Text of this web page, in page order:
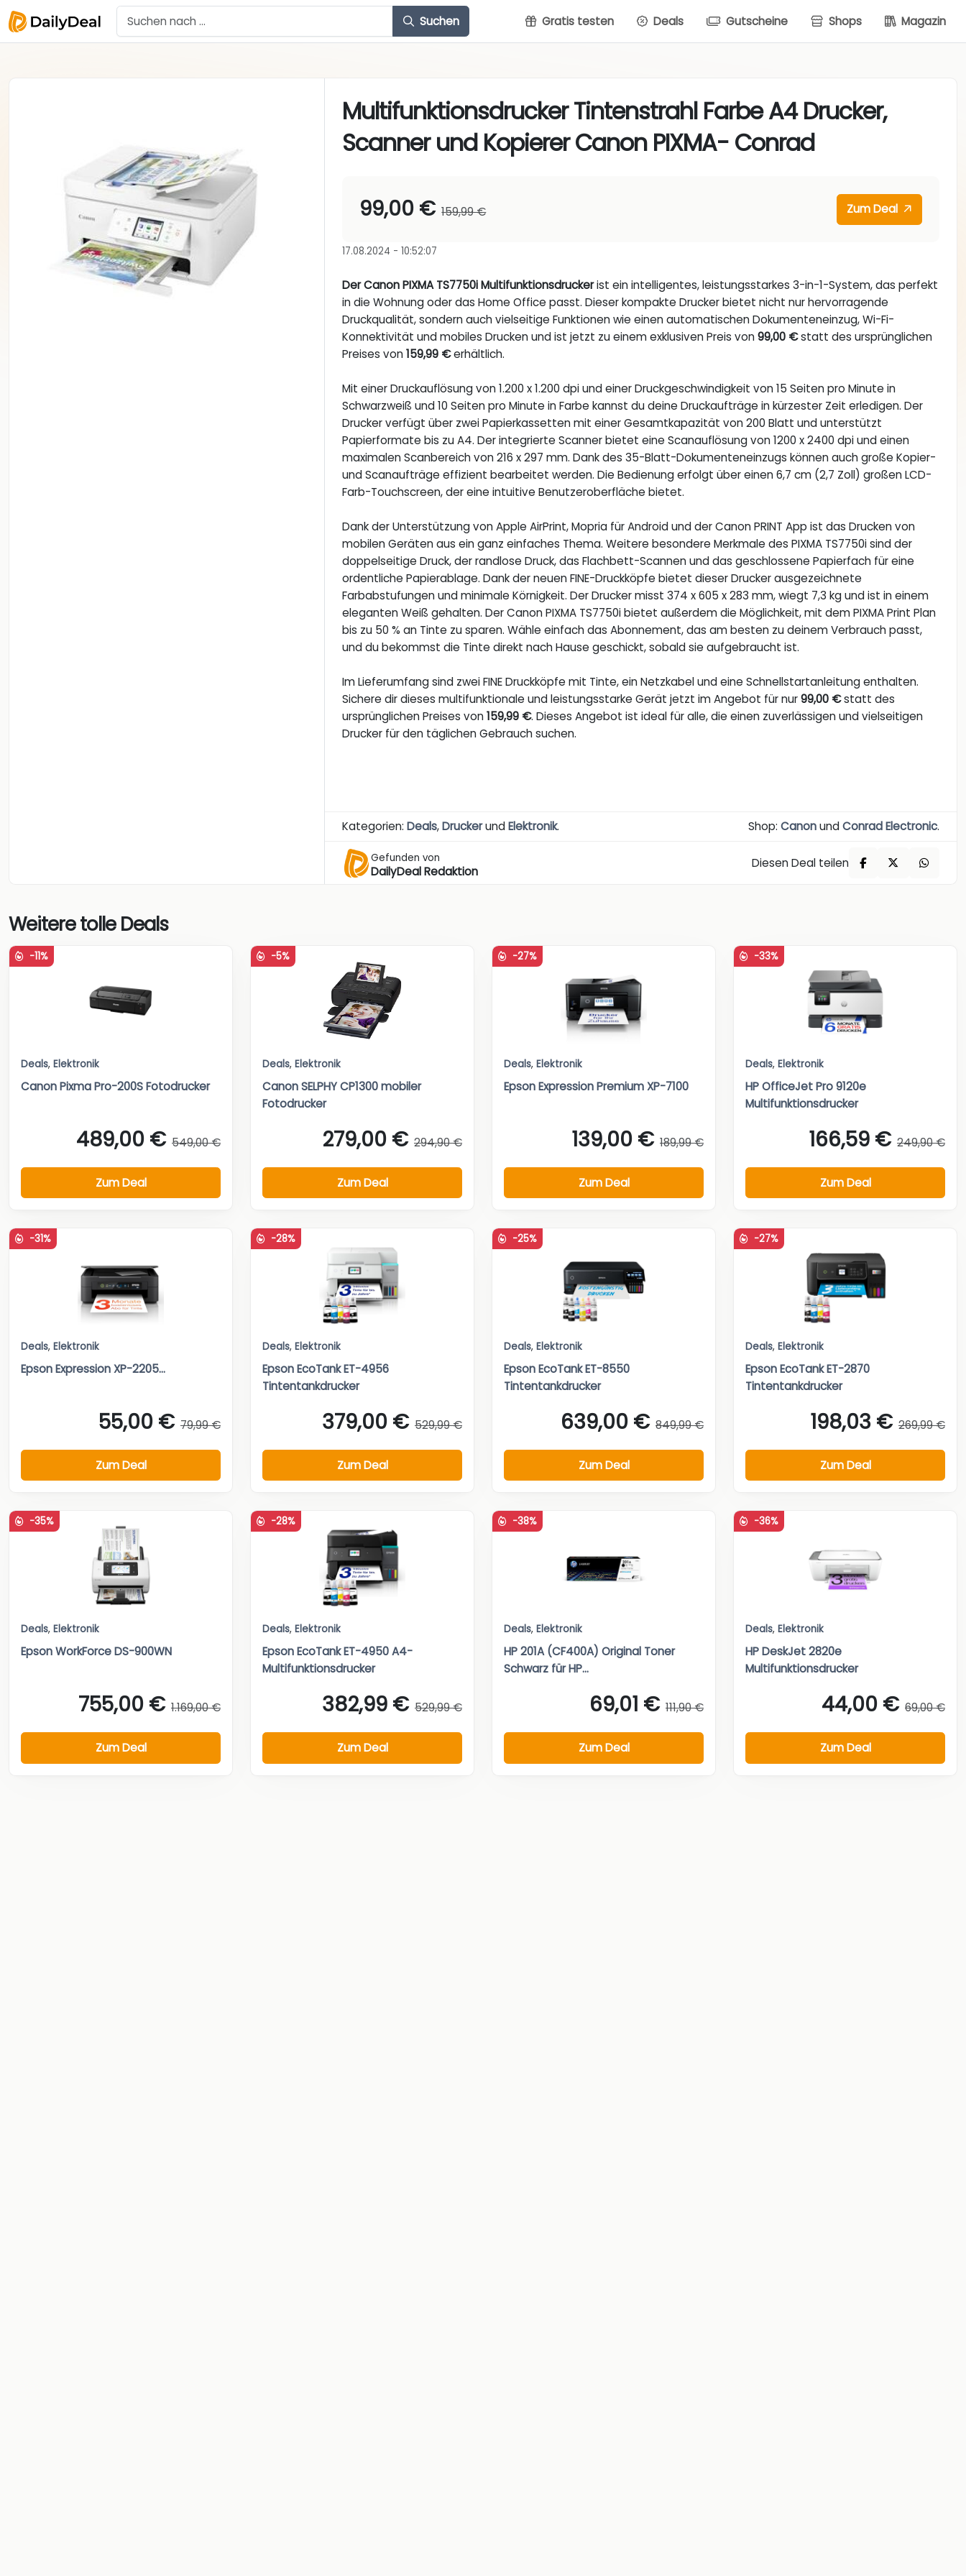
Suchen Gratis testen Deals Gutscheine Shops Magazin
Multifunktionsdrucker Tintenstrahl Farbe A4 Drucker,
Scanner und Kopierer Canon PIXMA- Conrad
99,00 € 159,99 € Zum Deal
17.08.2024 - 10:52:07
Der Canon PIXMA TS7750i Multifunktionsdruckerist ein intelligentes, leistungsstarkes 3-in-1-System, das perfekt
in die Wohnung oder das Home Office passt. Dieser kompakte Drucker bietet nicht nur hervorragende
Druckqualität, sondern auch vielseitige Funktionen wie einen automatischen Dokumenteneinzug, Wi-Fi-
Konnektivität und mobiles Drucken und ist jetzt zu einem exklusiven Preis von99,00 €statt des ursprünglichen
Preises von159,99 €erhältlich.
Mit einer Druckauflösung von 1.200 x 1.200 dpi und einer Druckgeschwindigkeit von 15 Seiten pro Minute in
Schwarzweiß und 10 Seiten pro Minute in Farbe kannst du deine Druckaufträge in kürzester Zeit erledigen. Der
Drucker verfügt über zwei Papierkassetten mit einer Gesamtkapazität von 200 Blatt und unterstützt
Papierformate bis zu A4. Der integrierte Scanner bietet eine Scanauflösung von 1200 x 2400 dpi und einen
maximalen Scanbereich von 216 x 297 mm. Dank des 35-Blatt-Dokumenteneinzugs können auch große Kopier-
und Scanaufträge effizient bearbeitet werden. Die Bedienung erfolgt über einen 6,7 cm (2,7 Zoll) großen LCD-
Farb-Touchscreen, der eine intuitive Benutzeroberfläche bietet.
Dank der Unterstützung von Apple AirPrint, Mopria für Android und der Canon PRINT App ist das Drucken von
mobilen Geräten aus ein ganz einfaches Thema. Weitere besondere Merkmale des PIXMA TS7750i sind der
doppelseitige Druck, der randlose Druck, das Flachbett-Scannen und das geschlossene Papierfach für eine
ordentliche Papierablage. Dank der neuen FINE-Druckköpfe bietet dieser Drucker ausgezeichnete
Farbabstufungen und minimale Körnigkeit. Der Drucker misst 374 x 605 x 283 mm, wiegt 7,3 kg und ist in einem
eleganten Weiß gehalten. Der Canon PIXMA TS7750i bietet außerdem die Möglichkeit, mit dem PIXMA Print Plan
bis zu 50 % an Tinte zu sparen. Wähle einfach das Abonnement, das am besten zu deinem Verbrauch passt,
und du bekommst die Tinte direkt nach Hause geschickt, sobald sie aufgebraucht ist.
Im Lieferumfang sind zwei FINE Druckköpfe mit Tinte, ein Netzkabel und eine Schnellstartanleitung enthalten.
Sichere dir dieses multifunktionale und leistungsstarke Gerät jetzt im Angebot für nur99,00 €statt des
ursprünglichen Preises von159,99 €. Dieses Angebot ist ideal für alle, die einen zuverlässigen und vielseitigen
Drucker für den täglichen Gebrauch suchen.
Kategorien:Deals,DruckerundElektronik. Shop: CanonundConrad Electronic.
Gefunden von
DailyDeal Redaktion
Diesen Deal teilen
Weitere tolle Deals
-11%
Deals, Elektronik
Canon Pixma Pro-200S Fotodrucker
489,00 € 549,00 €
Zum Deal
-5%
Deals, Elektronik
Canon SELPHY CP1300 mobiler
Fotodrucker
279,00 € 294,90 €
Zum Deal
-27%
Deals, Elektronik
Epson Expression Premium XP-7100
139,00 € 189,99 €
Zum Deal
-33%
Deals, Elektronik
HP OfficeJet Pro 9120e
Multifunktionsdrucker
166,59 € 249,90 €
Zum Deal
-31%
Deals, Elektronik
Epson Expression XP-2205...
55,00 € 79,99 €
Zum Deal
-28%
Deals, Elektronik
Epson EcoTank ET-4956
Tintentankdrucker
379,00 € 529,99 €
Zum Deal
-25%
Deals, Elektronik
Epson EcoTank ET-8550
Tintentankdrucker
639,00 € 849,99 €
Zum Deal
-27%
Deals, Elektronik
Epson EcoTank ET-2870
Tintentankdrucker
198,03 € 269,99 €
Zum Deal
-35%
Deals, Elektronik
Epson WorkForce DS-900WN
755,00 € 1.169,00 €
Zum Deal
-28%
Deals, Elektronik
Epson EcoTank ET-4950 A4-
Multifunktionsdrucker
382,99 € 529,99 €
Zum Deal
-38%
Deals, Elektronik
HP 201A (CF400A) Original Toner
Schwarz für HP...
69,01 € 111,90 €
Zum Deal
-36%
Deals, Elektronik
HP DeskJet 2820e
Multifunktionsdrucker
44,00 € 69,00 €
Zum Deal